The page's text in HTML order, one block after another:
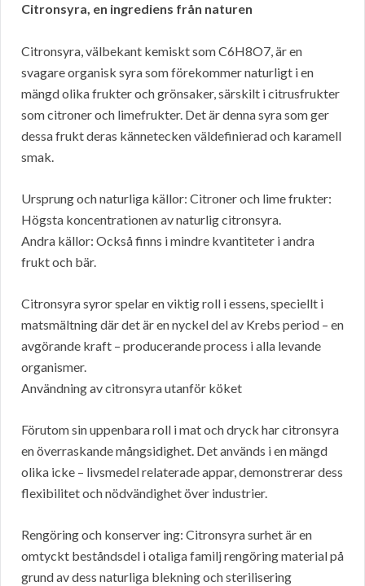
Citronsyra, en ingrediens från naturen
Citronsyra, välbekant kemiskt som C6H8O7, är en
svagare organisk syra som förekommer naturligt i en
mängd olika frukter och grönsaker, särskilt i citrusfrukter
som citroner och limefrukter. Det är denna syra som ger
dessa frukt deras kännetecken väldefinierad och karamell
smak.
Ursprung och naturliga källor: Citroner och lime frukter:
Högsta koncentrationen av naturlig citronsyra.
Andra källor: Också finns i mindre kvantiteter i andra
frukt och bär.
Citronsyra syror spelar en viktig roll i essens, speciellt i
matsmältning där det är en nyckel del av Krebs period – en
avgörande kraft – producerande process i alla levande
organismer.
Användning av citronsyra utanför köket
Förutom sin uppenbara roll i mat och dryck har citronsyra
en överraskande mångsidighet. Det används i en mängd
olika icke – livsmedel relaterade appar, demonstrerar dess
flexibilitet och nödvändighet över industrier.
Rengöring och konserver ing: Citronsyra surhet är en
omtyckt beståndsdel i otaliga familj rengöring material på
grund av dess naturliga blekning och sterilisering